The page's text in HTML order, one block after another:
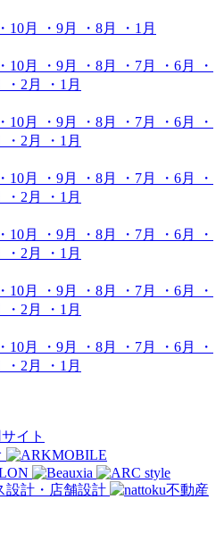
・10月 ・9月 ・8月
・1月
・10月 ・9月 ・8月 ・7月 ・6月
・
・2月
・1月
・10月 ・9月 ・8月 ・7月 ・6月
・
・2月
・1月
・10月 ・9月 ・8月 ・7月 ・6月
・
・2月
・1月
・10月 ・9月 ・8月 ・7月 ・6月
・
・2月
・1月
・10月 ・9月 ・8月 ・7月 ・6月
・
・2月
・1月
・10月 ・9月 ・8月 ・7月 ・6月
・
・2月
・1月